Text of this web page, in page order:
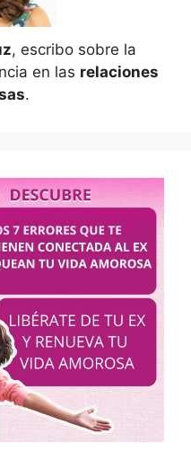
, escribo sobre la
en las relaciones
.